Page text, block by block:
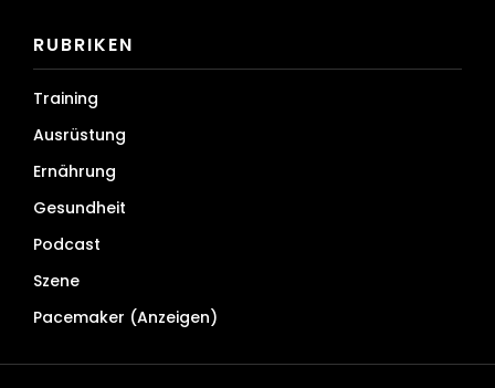
RUBRIKEN
Training
Ausrüstung
Ernährung
Gesundheit
Podcast
Szene
Pacemaker (Anzeigen)